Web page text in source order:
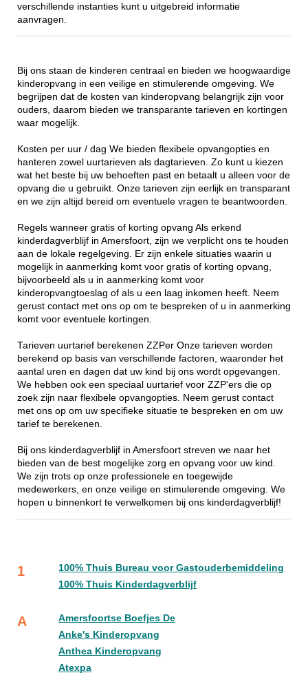
verschillende instanties kunt u uitgebreid informatie
aanvragen.
Bij ons staan de kinderen centraal en bieden we hoogwaardige
kinderopvang in een veilige en stimulerende omgeving. We
begrijpen dat de kosten van kinderopvang belangrijk zijn voor
ouders, daarom bieden we transparante tarieven en kortingen
waar mogelijk.
Kosten per uur / dag We bieden flexibele opvangopties en
hanteren zowel uurtarieven als dagtarieven. Zo kunt u kiezen
wat het beste bij uw behoeften past en betaalt u alleen voor de
opvang die u gebruikt. Onze tarieven zijn eerlijk en transparant
en we zijn altijd bereid om eventuele vragen te beantwoorden.
Regels wanneer gratis of korting opvang Als erkend
kinderdagverblijf in Amersfoort, zijn we verplicht ons te houden
aan de lokale regelgeving. Er zijn enkele situaties waarin u
mogelijk in aanmerking komt voor gratis of korting opvang,
bijvoorbeeld als u in aanmerking komt voor
kinderopvangtoeslag of als u een laag inkomen heeft. Neem
gerust contact met ons op om te bespreken of u in aanmerking
komt voor eventuele kortingen.
Tarieven uurtarief berekenen ZZPer Onze tarieven worden
berekend op basis van verschillende factoren, waaronder het
aantal uren en dagen dat uw kind bij ons wordt opgevangen.
We hebben ook een speciaal uurtarief voor ZZP'ers die op
zoek zijn naar flexibele opvangopties. Neem gerust contact
met ons op om uw specifieke situatie te bespreken en om uw
tarief te berekenen.
Bij ons kinderdagverblijf in Amersfoort streven we naar het
bieden van de best mogelijke zorg en opvang voor uw kind.
We zijn trots op onze professionele en toegewijde
medewerkers, en onze veilige en stimulerende omgeving. We
hopen u binnenkort te verwelkomen bij ons kinderdagverblijf!
1
100% Thuis Bureau voor Gastouderbemiddeling
100% Thuis Kinderdagverblijf
A
Amersfoortse Boefjes De
Anke's Kinderopvang
Anthea Kinderopvang
Atexpa